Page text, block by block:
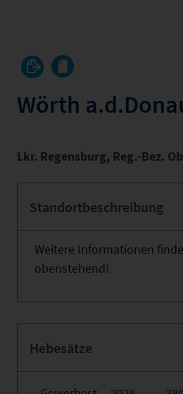
Wörth
Lkr. Regensburg, Reg.-Bez.
Standortbeschreibung
Weitere Informationen
obenstehend!
Hebesätze